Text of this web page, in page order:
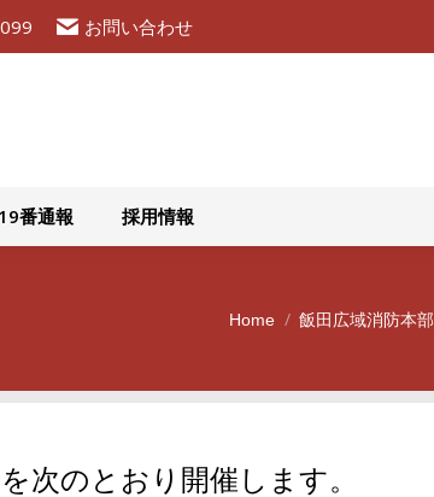
お問い合わせ
番通報 採用情報
You are here:
Home 飯田広域消防本部
次のとおり開催します。
ウンロード 119番通報